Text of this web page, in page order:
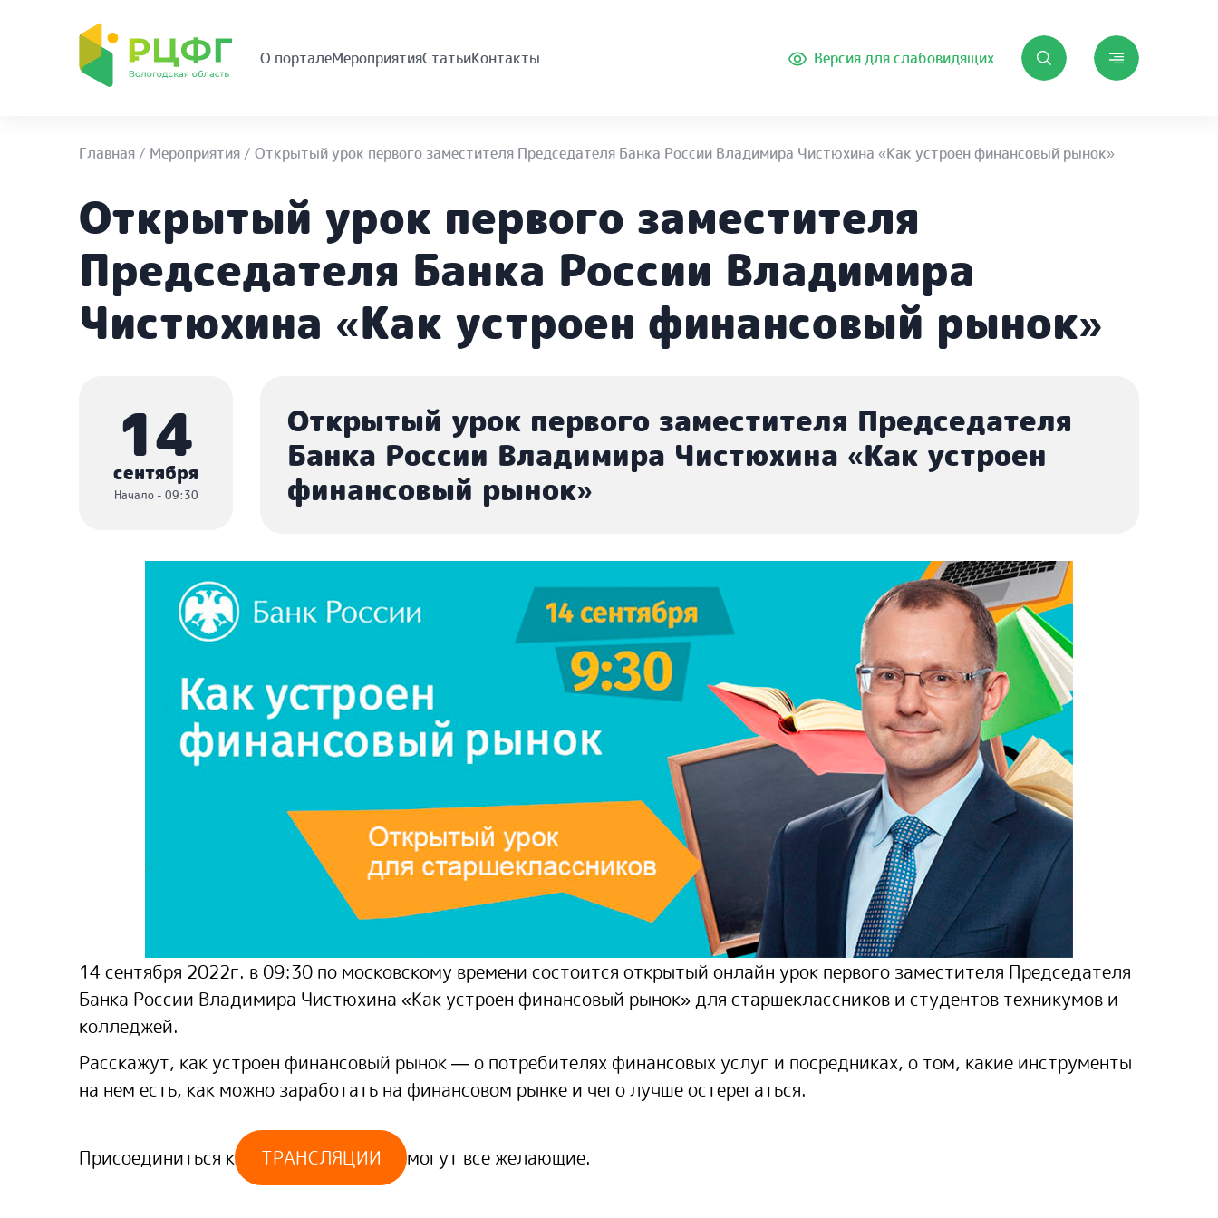
О порталеМероприятияСтатьиКонтакты Версия для слабовидящих
Главная / Мероприятия / Открытый урок первого заместителя Председателя Банка России Владимира Чистюхина «Как устроен финансовый рынок»
Открытый урок первого заместителя
Председателя Банка России Владимира
Чистюхина «Как устроен финансовый рынок»
14
сентября
Начало - 09:30
Открытый урок первого заместителя Председателя
Банка России Владимира Чистюхина «Как устроен
финансовый рынок»
14 сентября 2022г. в 09:30 по московскому времени состоится открытый онлайн урок первого заместителя Председателя
Банка России Владимира Чистюхина «Как устроен финансовый рынок» для старшеклассников и студентов техникумов и
колледжей.
Расскажут, как устроен финансовый рынок — о потребителях финансовых услуг и посредниках, о том, какие инструменты
на нем есть, как можно заработать на финансовом рынке и чего лучше остерегаться.
Присоединиться к ТРАНСЛЯЦИИ могут все желающие.